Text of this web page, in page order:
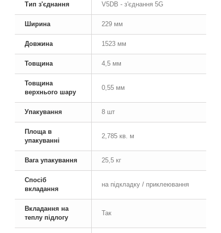
Тип з'єднання V5DB - з'єднання 5G
Ширина 229 мм
Довжина 1523 мм
Товщина 4,5 мм
Товщина
верхнього шару
0,55 мм
Упакування 8 шт
Площа в
упакуванні
2,785 кв. м
Вага упакування 25,5 кг
Спосіб
вкладання
на підкладку / приклеювання
Вкладання на
теплу підлогу
Так